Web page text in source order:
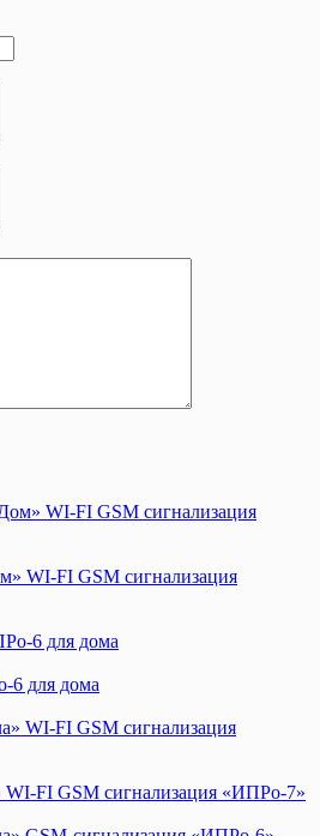
WI-FI GSM сигнализация
6 для дома
FI GSM сигнализация «ИПРо-7»